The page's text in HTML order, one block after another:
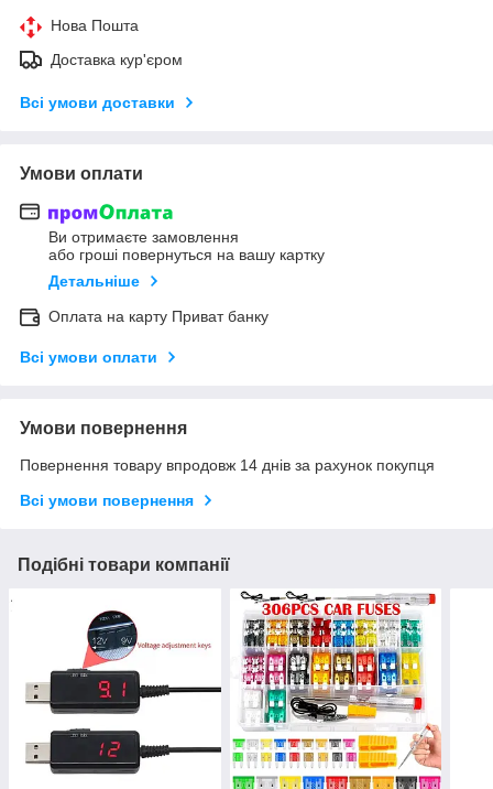
Нова Пошта
Доставка кур'єром
Всі умови доставки
Умови оплати
Ви отримаєте замовлення
або гроші повернуться на вашу картку
Детальніше
Оплата на карту Приват банку
Всі умови оплати
Умови повернення
Повернення товару впродовж 14 днів за рахунок покупця
Всі умови повернення
Подібні товари компанії